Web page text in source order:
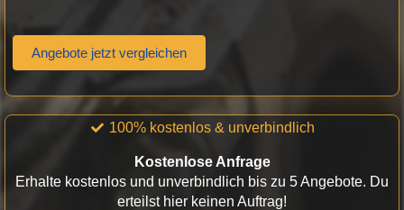
Angebote jetzt vergleichen
100% kostenlos & unverbindlich
Kostenlose Anfrage
Erhalte kostenlos und unverbindlich bis zu 5 Angebote. Du
erteilst hier keinen Auftrag!